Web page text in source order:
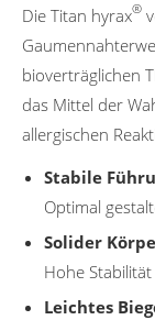
Die Titan hyrax®
bioverträglichen
das Mittel der
allergischen
Stabile
Optimal
Solider
Hohe
Leichtes